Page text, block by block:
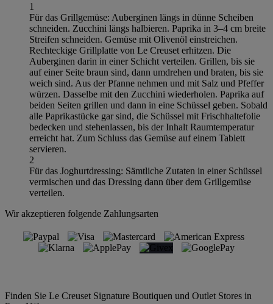
1
Für das Grillgemüse: Auberginen längs in dünne Scheiben
schneiden. Zucchini längs halbieren. Paprika in 3–4 cm breite
Streifen schneiden. Gemüse mit Olivenöl einstreichen.
Rechteckige Grillplatte von Le Creuset erhitzen. Die
Auberginen darin in einer Schicht verteilen. Grillen, bis sie
auf einer Seite braun sind, dann umdrehen und braten, bis sie
weich sind. Aus der Pfanne nehmen und mit Salz und Pfeffer
würzen. Dasselbe mit den Zucchini wiederholen. Paprika auf
beiden Seiten grillen und dann in eine Schüssel geben. Sobald
alle Paprikastücke gar sind, die Schüssel mit Frischhaltefolie
bedecken und stehenlassen, bis der Inhalt Raumtemperatur
erreicht hat. Zum Schluss das Gemüse auf einem Tablett
servieren.
2
Für das Joghurtdressing: Sämtliche Zutaten in einer Schüssel
vermischen und das Dressing dann über dem Grillgemüse
verteilen.
Wir akzeptieren folgende Zahlungsarten
Finden Sie Le Creuset Signature Boutiquen und Outlet Stores in